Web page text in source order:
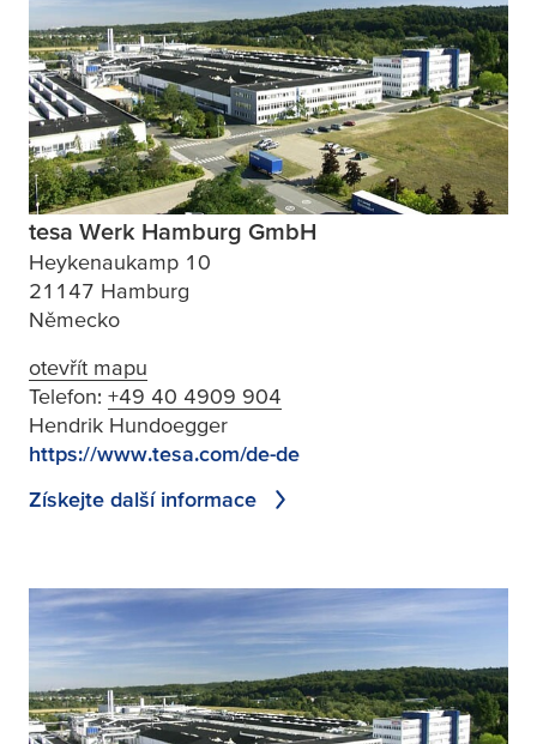
tesa Werk Hamburg GmbH
Heykenaukamp 10
21147 Hamburg
Německo
otevřít mapu
Telefon: +49 40 4909 904
Hendrik Hundoegger
https://www.tesa.com/de-de
Získejte další informace